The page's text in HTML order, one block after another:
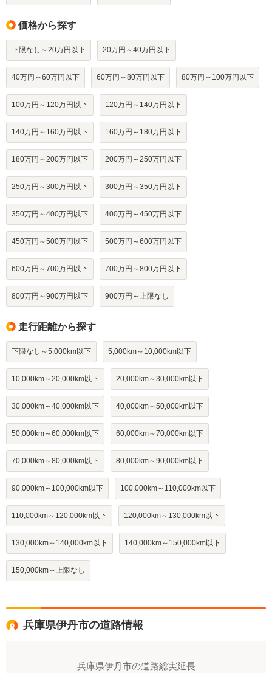
価格から探す
下限なし～20万円以下 20万円～40万円以下
40万円～60万円以下 60万円～80万円以下 80万円～100万円以下
100万円～120万円以下 120万円～140万円以下
140万円～160万円以下 160万円～180万円以下
180万円～200万円以下 200万円～250万円以下
250万円～300万円以下 300万円～350万円以下
350万円～400万円以下 400万円～450万円以下
450万円～500万円以下 500万円～600万円以下
600万円～700万円以下 700万円～800万円以下
800万円～900万円以下 900万円～上限なし
走行距離から探す
下限なし～5,000km以下 5,000km～10,000km以下
10,000km～20,000km以下 20,000km～30,000km以下
30,000km～40,000km以下 40,000km～50,000km以下
50,000km～60,000km以下 60,000km～70,000km以下
70,000km～80,000km以下 80,000km～90,000km以下
90,000km～100,000km以下 100,000km～110,000km以下
110,000km～120,000km以下 120,000km～130,000km以下
130,000km～140,000km以下 140,000km～150,000km以下
150,000km～上限なし
兵庫県伊丹市の道路情報
兵庫県伊丹市の道路総実延長